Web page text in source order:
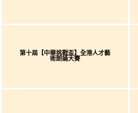
第十屆【中華挑戰盃】全港人才藝
術朗誦大賽